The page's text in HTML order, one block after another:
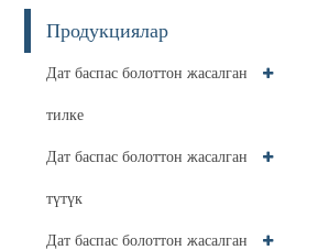
Продукциялар
Дат баспас болоттон жасалган
тилке
Дат баспас болоттон жасалган
түтүк
Дат баспас болоттон жасалган